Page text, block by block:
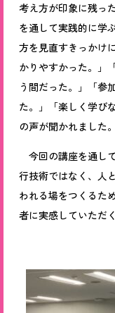
考え方が印象に残っ
を通して実践的に学
方を見直すきっかけ
かりやすかった。」
う間だった。」「参
た。」「楽しく学び
の声が聞かれました。
今回の講座を通し
行技術ではなく、人
われる場をつくるた
者に実感していただ